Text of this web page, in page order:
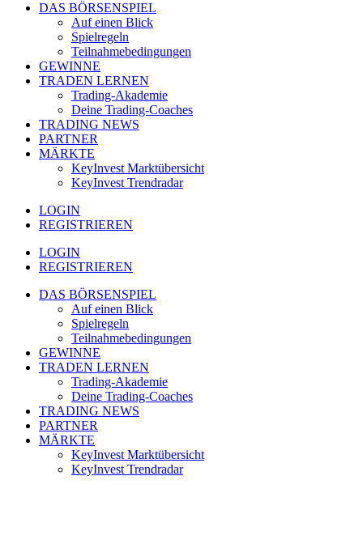
DAS BÖRSENSPIEL
Auf einen Blick
Spielregeln
Teilnahmebedingungen
GEWINNE
TRADEN LERNEN
Trading-Akademie
Deine Trading-Coaches
TRADING NEWS
PARTNER
MÄRKTE
KeyInvest Marktübersicht
KeyInvest Trendradar
LOGIN
REGISTRIEREN
LOGIN
REGISTRIEREN
DAS BÖRSENSPIEL
Auf einen Blick
Spielregeln
Teilnahmebedingungen
GEWINNE
TRADEN LERNEN
Trading-Akademie
Deine Trading-Coaches
TRADING NEWS
PARTNER
MÄRKTE
KeyInvest Marktübersicht
KeyInvest Trendradar